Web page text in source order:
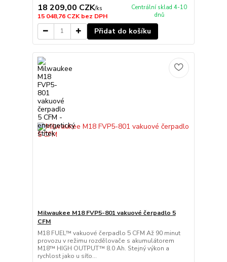
18 209,00 CZK/ks
15 048,76 CZKbez DPH
Centrální sklad 4-10
dnů
Přidat do košíku
Milwaukee M18 FVP5-801 vakuové čerpadlo 5
CFM
M18 FUEL™ vakuové čerpadlo 5 CFM Až 90 minut
provozu v režimu rozdělovače s akumulátorem
M18™ HIGH OUTPUT™ 8.0 Ah. Stejný výkon a
rychlost jako u síťo...